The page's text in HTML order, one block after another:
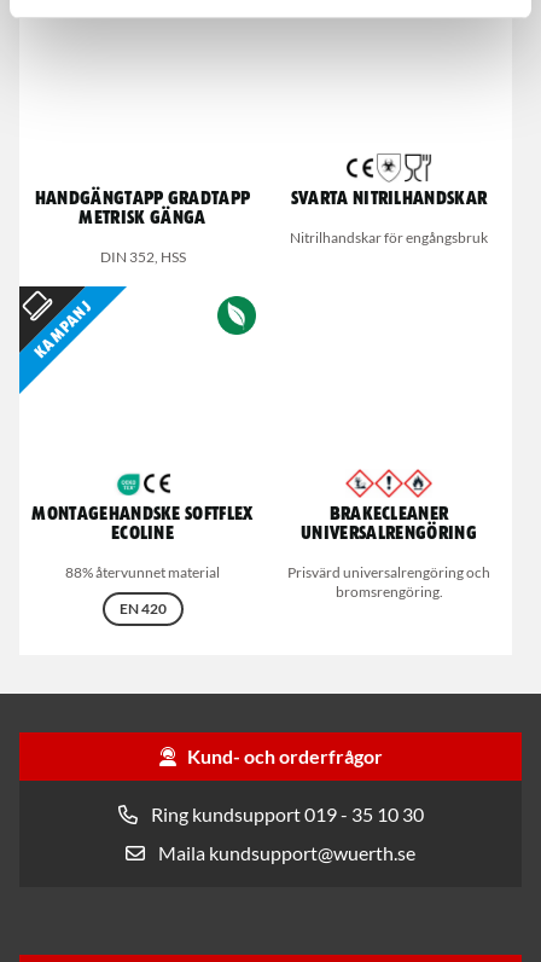
Handgängtapp Gradtapp
metrisk gänga
DIN 352, HSS
Svarta nitrilhandskar
Nitrilhandskar för engångsbruk
Kampanj
Montagehandske Softflex
Ecoline
88% återvunnet material
EN 420
Brakecleaner
universalrengöring
Prisvärd universalrengöring och
bromsrengöring.
Kund- och orderfrågor
Ring kundsupport 019 - 35 10 30
Maila kundsupport@wuerth.se